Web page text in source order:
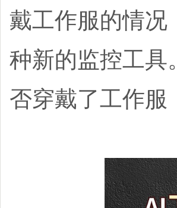
戴工作服的情况
种新的监控工具
否穿戴了工作服